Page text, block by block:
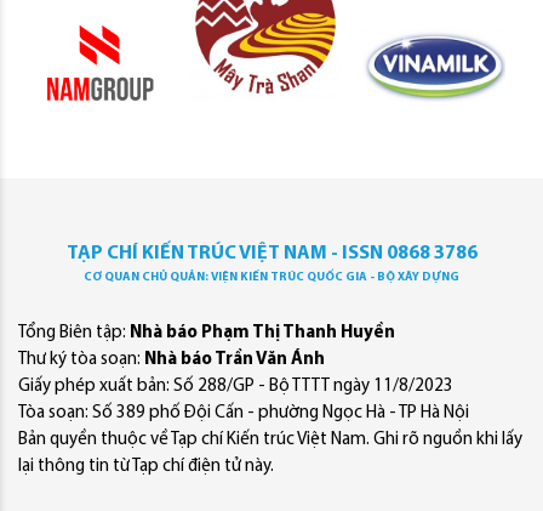
TẠP CHÍ KIẾN TRÚC VIỆT NAM - ISSN 0868 3786
CƠ QUAN CHỦ QUẢN: VIỆN KIẾN TRÚC QUỐC GIA - BỘ XÂY DỰNG
Tổng Biên tập: Nhà báo Phạm Thị Thanh Huyền
Thư ký tòa soạn: Nhà báo Trần Văn Ánh
Giấy phép xuất bản: Số 288/GP - Bộ TTTT ngày 11/8/2023
Tòa soạn: Số 389 phố Đội Cấn - phường Ngọc Hà - TP Hà Nội
Bản quyền thuộc về Tạp chí Kiến trúc Việt Nam. Ghi rõ nguồn khi lấy
lại thông tin từ Tạp chí điện tử này.